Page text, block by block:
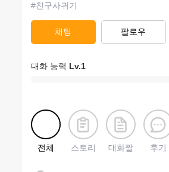
#친구사귀기
채팅 팔로우
대화 능력 Lv.1
전체 스토리 대화짤 후기